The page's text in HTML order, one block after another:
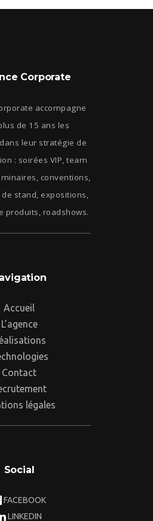
Corporate
accompagne
de 15 ans les
leur stratégie de
: soirées VIP, team
conventions,
stand, expositions,
produits, roadshows.
Accueil
L’agence
Contact
légales
Social
FACEBOOK
LINKEDIN